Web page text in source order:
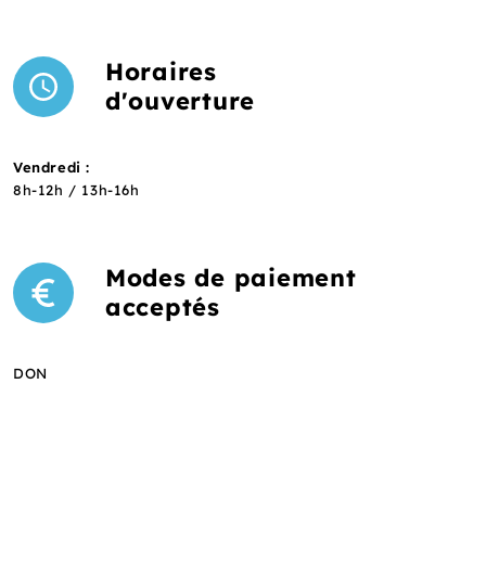
Horaires
d'ouverture
Vendredi :
8h-12h / 13h-16h
Modes de paiement
acceptés
DON